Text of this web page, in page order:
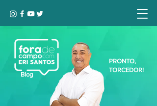
Blog
PRONTO,
TORCEDOR!